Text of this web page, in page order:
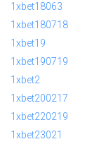
1xbet18063
1xbet180718
1xbet19
1xbet190719
1xbet2
1xbet200217
1xbet220219
1xbet23021